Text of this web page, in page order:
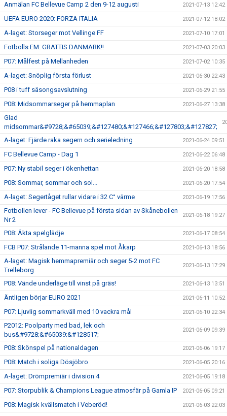
Anmälan FC Bellevue Camp 2 den 9-12 augusti 2021-07-13 12:42
UEFA EURO 2020: FORZA ITALIA 2021-07-12 18:02
A-laget: Storseger mot Vellinge FF 2021-07-10 17:01
Fotbolls EM: GRATTIS DANMARK!! 2021-07-03 20:03
P07: Målfest på Mellanheden 2021-07-02 10:35
A-laget: Snöplig första förlust 2021-06-30 22:43
P08 i tuff säsongsavslutning 2021-06-29 21:55
P08: Midsommarseger på hemmaplan 2021-06-27 13:38
Glad
midsommar&#9728;&#65039;&#127480;&#127466;&#127803;&#127827;
A-laget: Fjärde raka segern och serieledning 2021-06-24 09:51
FC Bellevue Camp - Dag 1 2021-06-22 06:48
P07: Ny stabil seger i ökenhettan 2021-06-20 18:58
P08: Sommar, sommar och sol... 2021-06-20 17:54
A-laget: Segertåget rullar vidare i 32 C° värme 2021-06-19 17:56
Fotbollen lever - FC Bellevue på första sidan av Skånebollen
Nr 2
2021-06-18 19:27
P08: Äkta spelglädje 2021-06-17 08:54
FCB P07: Strålande 11-manna spel mot Åkarp 2021-06-13 18:56
A-laget: Magisk hemmapremiär och seger 5-2 mot FC
Trelleborg
2021-06-13 17:29
P08: Vände underläge till vinst på gräs! 2021-06-13 13:51
Äntligen börjar EURO 2021 2021-06-11 10:52
P07: Ljuvlig sommarkväll med 10 vackra mål 2021-06-10 22:34
P2012: Poolparty med bad, lek och
bus&#9728;&#65039;&#128517;
2021-06-09 09:39
P08: Skönspel på nationaldagen 2021-06-06 19:17
P08: Match i soliga Dösjöbro 2021-06-05 20:16
A-laget: Drömpremiär i division 4 2021-06-05 19:18
P07: Storpublik & Champions League atmosfär på Gamla IP 2021-06-05 09:21
P08: Magisk kvällsmatch i Veberöd! 2021-06-03 22:03